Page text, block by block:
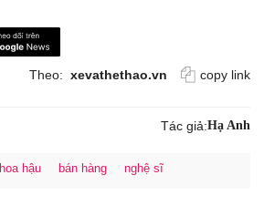
Theo: xevathethao.vn copy link
Tác giả:Hạ Anh
hoa hậu bán hàng nghệ sĩ